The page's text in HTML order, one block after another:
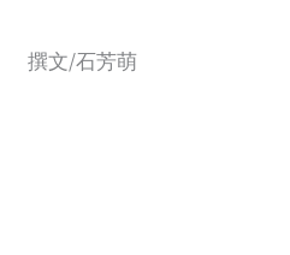
撰文/石芳萌